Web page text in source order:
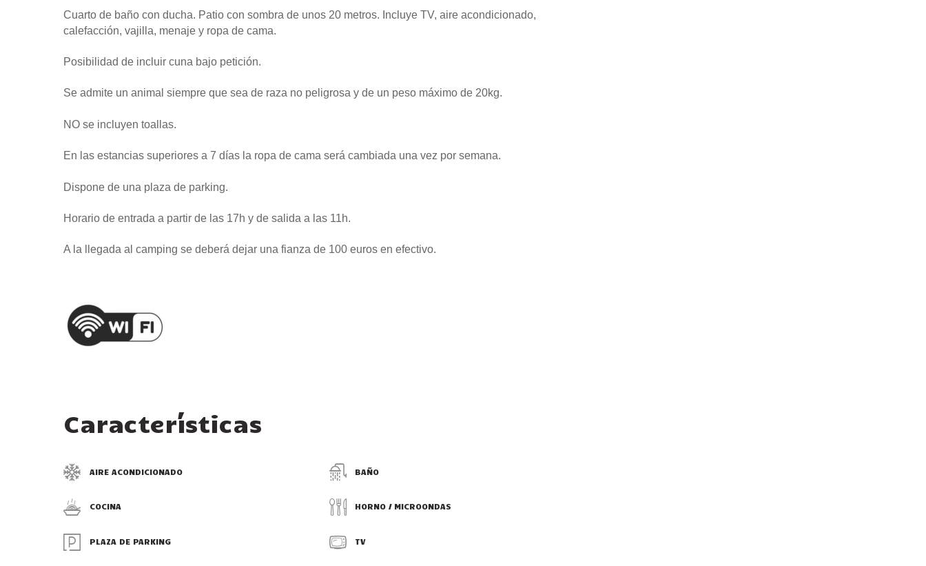
Cuarto de baño con ducha. Patio con sombra de unos 20 metros. Incluye TV, aire acondicionado,
calefacción, vajilla, menaje y ropa de cama.
Posibilidad de incluir cuna bajo petición.
Se admite un animal siempre que sea de raza no peligrosa y de un peso máximo de 20kg.
NO se incluyen toallas.
En las estancias superiores a 7 días la ropa de cama será cambiada una vez por semana.
Dispone de una plaza de parking.
Horario de entrada a partir de las 17h y de salida a las 11h.
A la llegada al camping se deberá dejar una fianza de 100 euros en efectivo.
Características
AIRE ACONDICIONADO BAÑO
COCINA HORNO / MICROONDAS
PLAZA DE PARKING TV